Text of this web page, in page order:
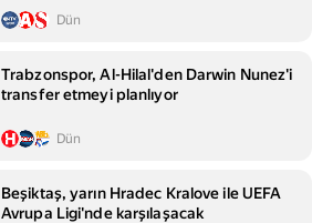
Dün
Trabzonspor, Al-Hilal'den Darwin Nunez'i
transfer etmeyi planlıyor
Dün
Beşiktaş, yarın Hradec Kralove ile UEFA
Avrupa Ligi'nde karşılaşacak